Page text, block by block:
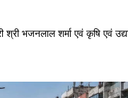
भजनलाल शर्मा एवं कृषि एवं